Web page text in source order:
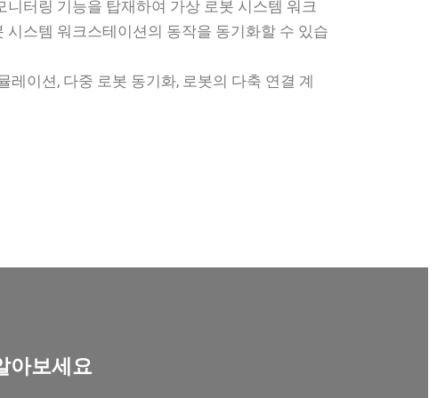
니터링 기능을 탑재하여 가상 로봇 시스템 워크
시스템 워크스테이션의 동작을 동기화할 수 있습
레이션, 다중 로봇 동기화, 로봇의 다축 연결 계
아보세요